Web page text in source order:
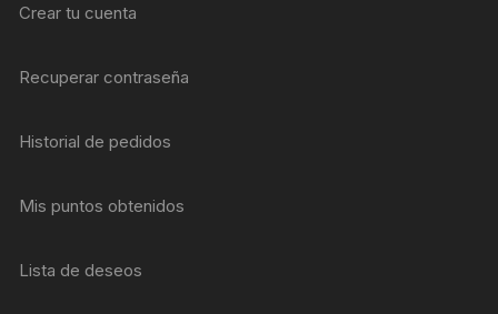
Crear tu cuenta
Recuperar contraseña
Historial de pedidos
Mis puntos obtenidos
Lista de deseos